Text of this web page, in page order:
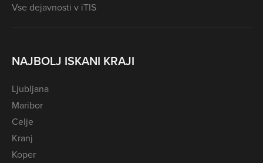
Vse dejavnosti v iTIS
NAJBOLJ ISKANI KRAJI
Ljubljana
Maribor
Celje
Kranj
Koper